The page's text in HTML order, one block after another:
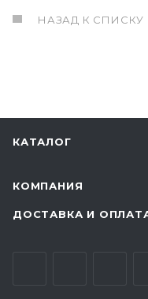
НАЗАД К СПИСКУ
КАТАЛОГ
КОМПАНИЯ
ДОСТАВКА И